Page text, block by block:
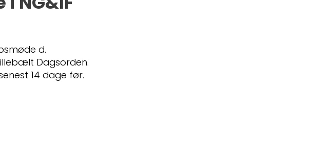
d.
Dagsorden.
14 dage før.